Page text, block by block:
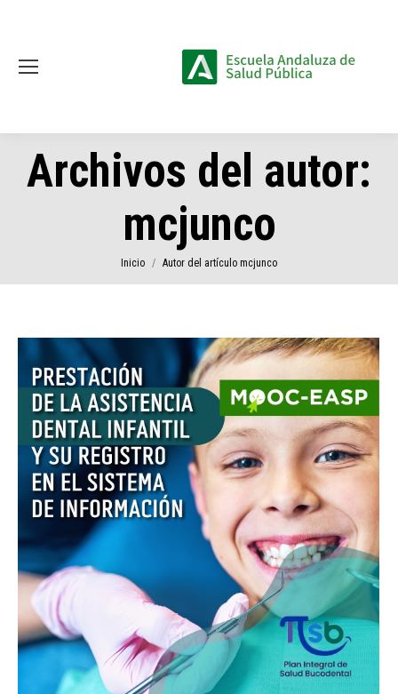
Archivos del autor:
mcjunco
Estás aquí:
Inicio Autor del artículo mcjunco